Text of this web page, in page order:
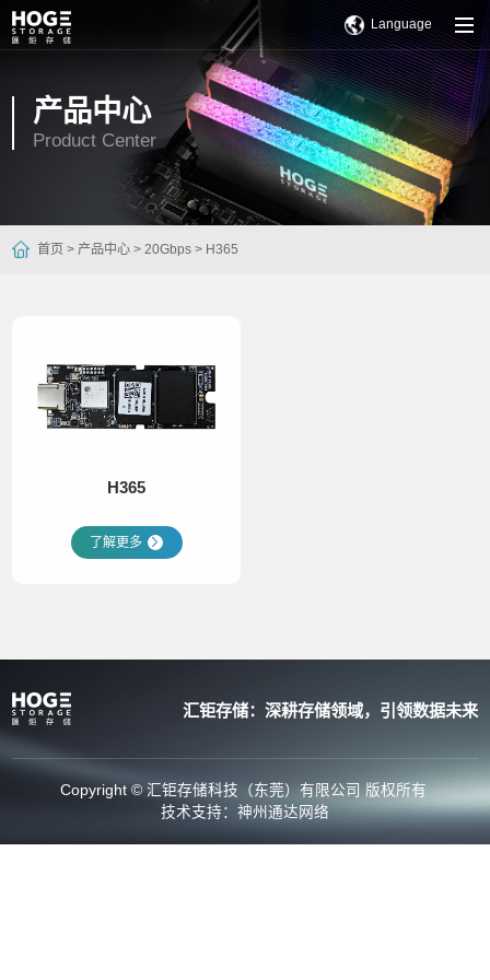
Language
产品中心
Product Center
首页 > 产品中心 > 20Gbps > H365
H365
了解更多
汇钜存储：深耕存储领域，引领数据未来
Copyright © 汇钜存储科技（东莞）有限公司 版权所有
技术支持： 神州通达网络